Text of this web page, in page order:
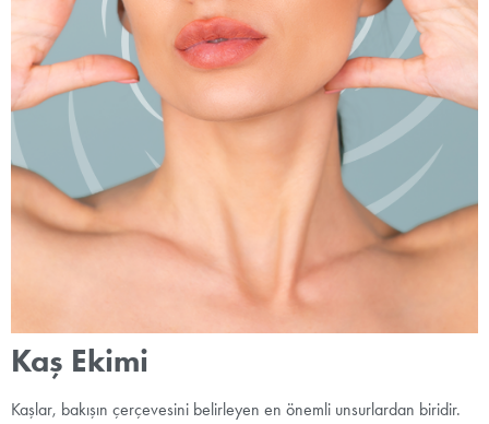
Kaş Ekimi
Kaşlar, bakışın çerçevesini belirleyen en önemli unsurlardan biridir.